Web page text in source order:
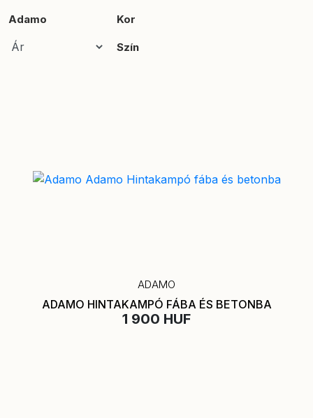
Adamo
Kor
Szín
ADAMO
ADAMO HINTAKAMPÓ FÁBA ÉS BETONBA
1 900 HUF